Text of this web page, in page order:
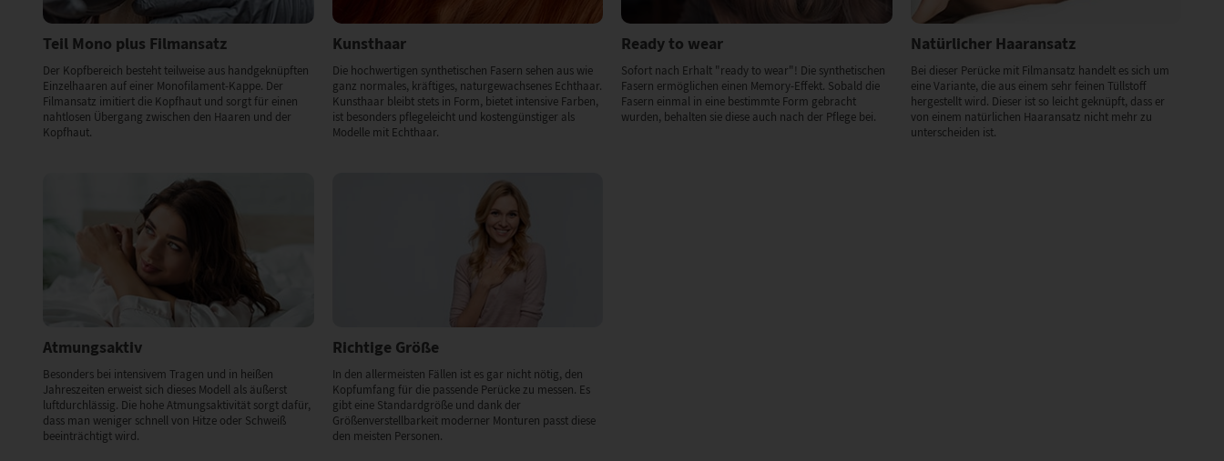
Teil Mono plus Filmansatz
Der Kopfbereich besteht teilweise aus handgeknüpften
Einzelhaaren auf einer Monofilament-Kappe. Der
Filmansatz imitiert die Kopfhaut und sorgt für einen
nahtlosen Übergang zwischen den Haaren und der
Kopfhaut.
Kunsthaar
Die hochwertigen synthetischen Fasern sehen aus wie
ganz normales, kräftiges, naturgewachsenes Echthaar.
Kunsthaar bleibt stets in Form, bietet intensive Farben,
ist besonders pflegeleicht und kostengünstiger als
Modelle mit Echthaar.
Ready to wear
Sofort nach Erhalt "ready to wear"! Die synthetischen
Fasern ermöglichen einen Memory-Effekt. Sobald die
Fasern einmal in eine bestimmte Form gebracht
wurden, behalten sie diese auch nach der Pflege bei.
Natürlicher Haaransatz
Bei dieser Perücke mit Filmansatz handelt es sich um
eine Variante, die aus einem sehr feinen Tüllstoff
hergestellt wird. Dieser ist so leicht geknüpft, dass er
von einem natürlichen Haaransatz nicht mehr zu
unterscheiden ist.
Atmungsaktiv
Besonders bei intensivem Tragen und in heißen
Jahreszeiten erweist sich dieses Modell als äußerst
luftdurchlässig. Die hohe Atmungsaktivität sorgt dafür,
dass man weniger schnell von Hitze oder Schweiß
beeinträchtigt wird.
Richtige Größe
In den allermeisten Fällen ist es gar nicht nötig, den
Kopfumfang für die passende Perücke zu messen. Es
gibt eine Standardgröße und dank der
Größenverstellbarkeit moderner Monturen passt diese
den meisten Personen.